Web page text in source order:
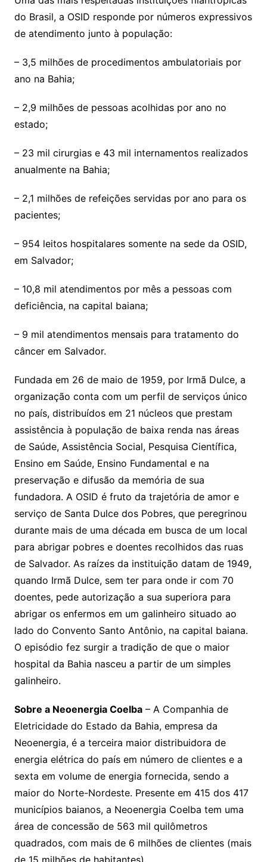
do Brasil, a OSID responde por números expressivos
de atendimento junto à população:
– 3,5 milhões de procedimentos ambulatoriais por
ano na Bahia;
– 2,9 milhões de pessoas acolhidas por ano no
estado;
– 23 mil cirurgias e 43 mil internamentos realizados
anualmente na Bahia;
– 2,1 milhões de refeições servidas por ano para os
pacientes;
– 954 leitos hospitalares somente na sede da OSID,
em Salvador;
– 10,8 mil atendimentos por mês a pessoas com
deficiência, na capital baiana;
– 9 mil atendimentos mensais para tratamento do
câncer em Salvador.
Fundada em 26 de maio de 1959, por Irmã Dulce, a
organização conta com um perfil de serviços único
no país, distribuídos em 21 núcleos que prestam
assistência à população de baixa renda nas áreas
de Saúde, Assistência Social, Pesquisa Científica,
Ensino em Saúde, Ensino Fundamental e na
preservação e difusão da memória de sua
fundadora. A OSID é fruto da trajetória de amor e
serviço de Santa Dulce dos Pobres, que peregrinou
durante mais de uma década em busca de um local
para abrigar pobres e doentes recolhidos das ruas
de Salvador. As raízes da instituição datam de 1949,
quando Irmã Dulce, sem ter para onde ir com 70
doentes, pede autorização a sua superiora para
abrigar os enfermos em um galinheiro situado ao
lado do Convento Santo Antônio, na capital baiana.
O episódio fez surgir a tradição de que o maior
hospital da Bahia nasceu a partir de um simples
galinheiro.
Sobre a Neoenergia Coelba– A Companhia de
Eletricidade do Estado da Bahia, empresa da
Neoenergia, é a terceira maior distribuidora de
energia elétrica do país em número de clientes e a
sexta em volume de energia fornecida, sendo a
maior do Norte-Nordeste. Presente em 415 dos 417
municípios baianos, a Neoenergia Coelba tem uma
área de concessão de 563 mil quilômetros
quadrados, com mais de 6 milhões de clientes (mais